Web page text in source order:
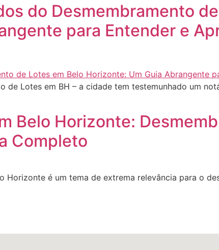
do Desmembramento
para Entender e
de Lotes em BH – a cidade tem testemunhado um
Belo Horizonte:
Completo
Horizonte é um tema de extrema relevância para o